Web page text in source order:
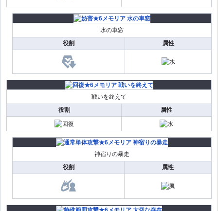
水の車窓
役割
属性
戦いを終えて
役割
属性
神宿りの暴走
役割
属性